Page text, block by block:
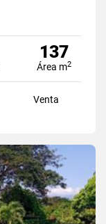
137
Área m2
Venta